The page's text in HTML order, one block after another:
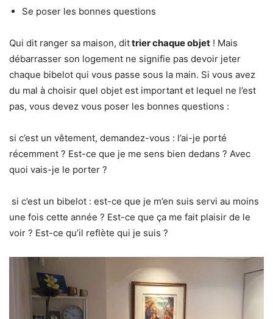
Se poser les bonnes questions
Qui dit ranger sa maison, dittrier chaque objet ! Mais
débarrasser son logement ne signifie pas devoir jeter
chaque bibelot qui vous passe sous la main. Si vous avez
du mal à choisir quel objet est important et lequel ne l’est
pas, vous devez vous poser les bonnes questions :
si c’est un vêtement, demandez-vous : l’ai-je porté
récemment ? Est-ce que je me sens bien dedans ? Avec
quoi vais-je le porter ?
si c’est un bibelot : est-ce que je m’en suis servi au moins
une fois cette année ? Est-ce que ça me fait plaisir de le
voir ? Est-ce qu’il reflète qui je suis ?